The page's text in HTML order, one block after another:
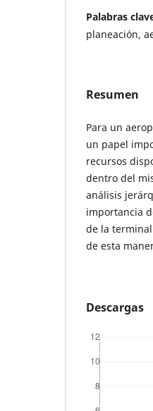
Palabras
planeación,
Resumen
Para un
un papel
recursos
dentro del
análisis
importancia
de la
de esta
Descargas